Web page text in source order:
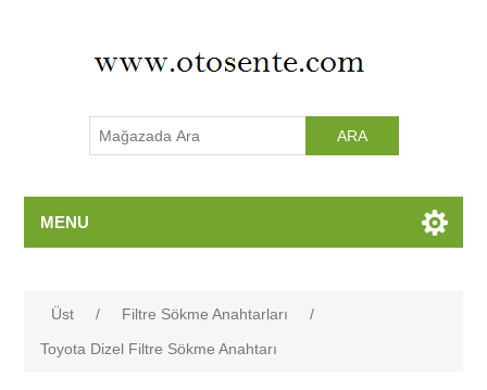
MENU
Üst / Filtre Sökme Anahtarları
/
Toyota Dizel Filtre Sökme Anahtarı